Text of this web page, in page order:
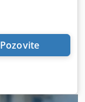
Pozovite